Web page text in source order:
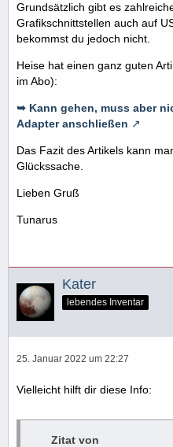
Grundsätzlich gibt es
Grafikschnittstellen auch auf
bekommst du jedoch nicht.
Heise hat einen ganz guten
im Abo):
➥ Kann gehen, muss aber
Adapter anschließen
Das Fazit des Artikels kann
Glückssache.
Lieben Gruß
Tunarus
Kater
lebendes Inventar
25. Januar 2022 um 22:27
Vielleicht hilft dir diese Info:
Zitat von